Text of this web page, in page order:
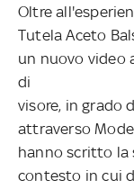
Oltre
Tutela Aceto
un nuovo video
di
visore, in grado
attraverso
hanno scritto la
contesto in cui